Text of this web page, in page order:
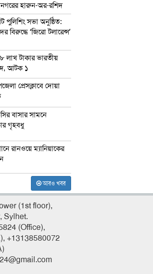
হারুন-অর-রশিদ
পুলিশিং সভা অনুষ্ঠিত:
বিরুদ্ধে ‘জিরো টলারেন্স’
লাখ টাকার ভারতীয়
আটক ১
প্রেসক্লাবে দোয়া
বাসার সামনে
গৃহবধু
রানওয়ে ম্যানিয়াকের
আরও খবর
(1st floor),
Sylhet.
(Office),
+13138580072